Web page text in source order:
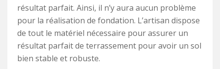
résultat parfait. Ainsi, il n’y aura aucun problème
pour la réalisation de fondation. L’artisan dispose
de tout le matériel nécessaire pour assurer un
résultat parfait de terrassement pour avoir un sol
bien stable et robuste.